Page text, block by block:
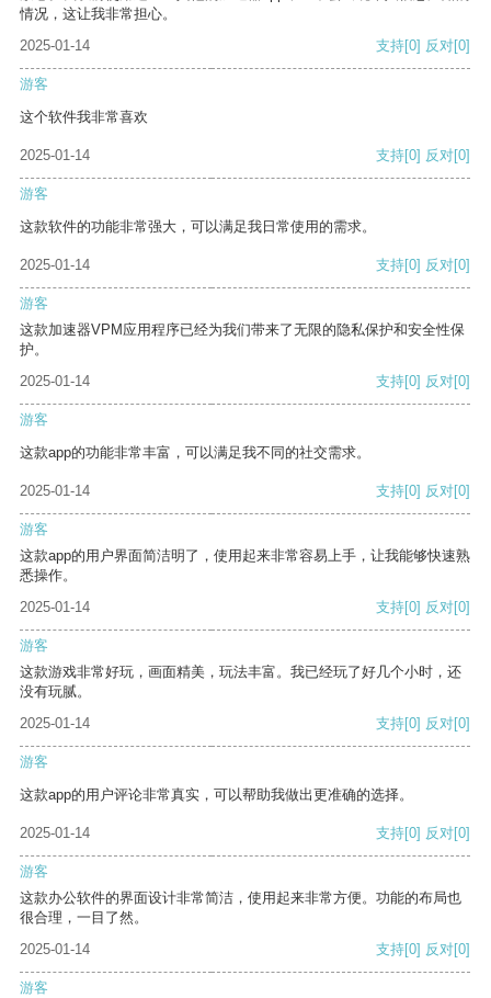
情况，这让我非常担心。
2025-01-14
支持[0] 反对[0]
游客
这个软件我非常喜欢
2025-01-14 支持[0] 反对[0]
游客
这款软件的功能非常强大，可以满足我日常使用的需求。
2025-01-14 支持[0] 反对[0]
游客
这款加速器VPM应用程序已经为我们带来了无限的隐私保护和安全性保
护。
2025-01-14
支持[0] 反对[0]
游客
这款app的功能非常丰富，可以满足我不同的社交需求。
2025-01-14 支持[0] 反对[0]
游客
这款app的用户界面简洁明了，使用起来非常容易上手，让我能够快速熟
悉操作。
2025-01-14
支持[0] 反对[0]
游客
这款游戏非常好玩，画面精美，玩法丰富。我已经玩了好几个小时，还
没有玩腻。
2025-01-14
支持[0] 反对[0]
游客
这款app的用户评论非常真实，可以帮助我做出更准确的选择。
2025-01-14 支持[0] 反对[0]
游客
这款办公软件的界面设计非常简洁，使用起来非常方便。功能的布局也
很合理，一目了然。
2025-01-14
支持[0] 反对[0]
游客